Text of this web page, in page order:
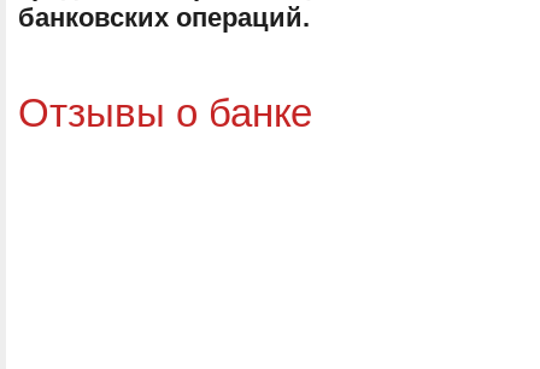
банковских операций.
Отзывы о банке